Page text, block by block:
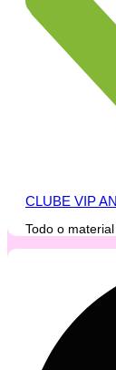
CLUBE VIP
Todo o